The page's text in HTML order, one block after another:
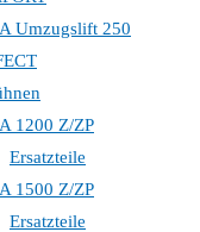
Umzugslift 250
1200 Z/ZP
Ersatzteile
1500 Z/ZP
Ersatzteile